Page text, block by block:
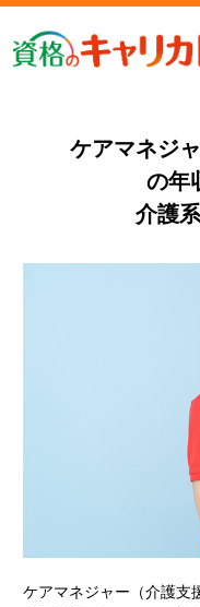
全講座一覧
キャリカレの
配送・支払・返品に
資料請求
ケアマネジ
の年
介護
ケアマネジャー（介護支